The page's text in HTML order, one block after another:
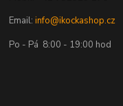
Email:info@ikockashop.cz
Po - Pá 8:00 - 19:00 hod